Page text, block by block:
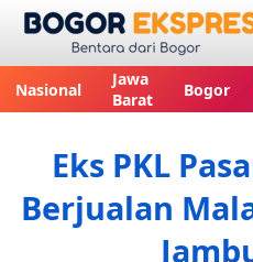
Nasional
Jawa
Barat
Bogor
Eks PKL
Berjualan